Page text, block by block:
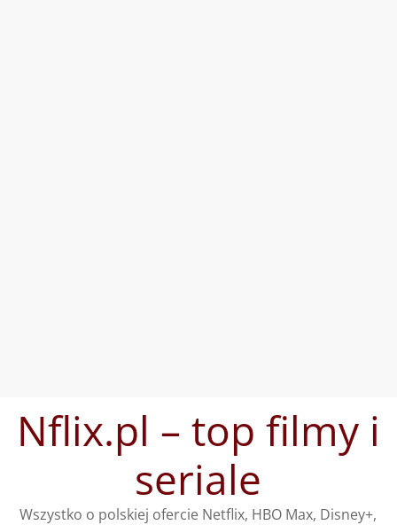
treściNflix.pl – top filmy i
seriale
Wszystko o polskiej ofercie Netflix, HBO Max, Disney+,